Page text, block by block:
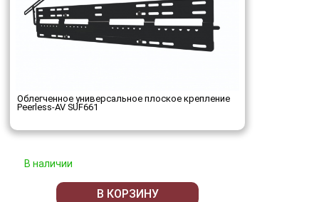
Облегченное универсальное плоское крепление
Peerless-AV SUF661
В наличии
В КОРЗИНУ